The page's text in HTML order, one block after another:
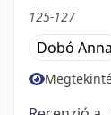
125-127
Dobó Anna